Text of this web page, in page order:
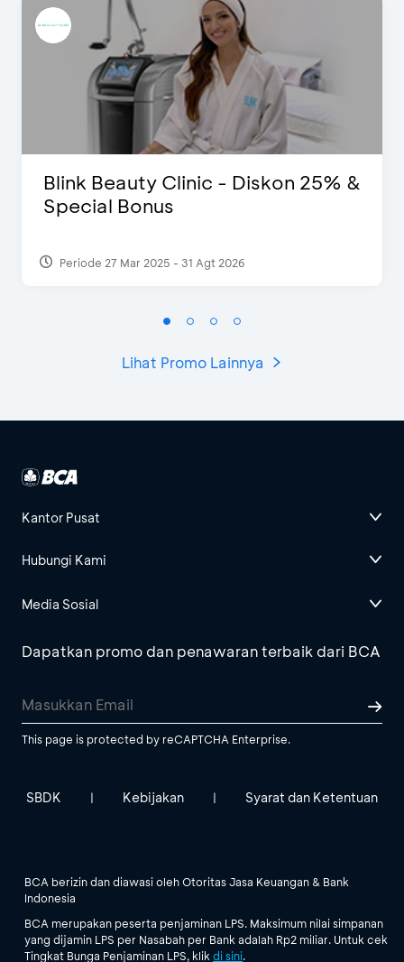
Blink Beauty Clinic - Diskon 25% &
Special Bonus
Periode 27 Mar 2025 - 31 Agt 2026
Lihat Promo Lainnya
Kantor Pusat
Hubungi Kami
Media Sosial
Dapatkan promo dan penawaran terbaik dari BCA
This page is protected by reCAPTCHA Enterprise.
SBDK | Kebijakan | Syarat dan Ketentuan
BCA berizin dan diawasi oleh Otoritas Jasa Keuangan & Bank
Indonesia
BCA merupakan peserta penjaminan LPS. Maksimum nilai simpanan
yang dijamin LPS per Nasabah per Bank adalah Rp2 miliar. Untuk cek
Tingkat Bunga Penjaminan LPS, klik di sini.